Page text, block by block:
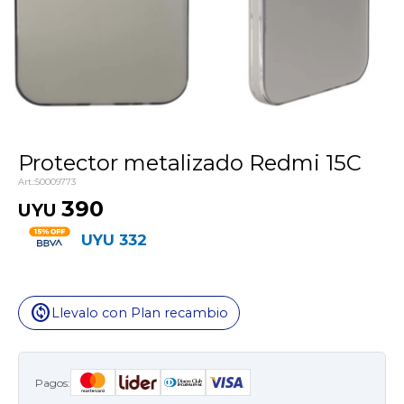
Protector metalizado Redmi 15C
50009773
UYU 390
UYU 332
change_circleLlevalo con Plan recambio
Pagos: